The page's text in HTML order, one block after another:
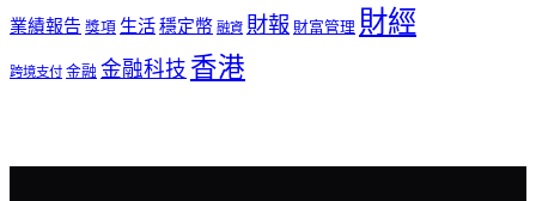
業績報告 獎項生活穩定幣融資 財報 財富管理 財經
跨境支付金融 金融科技 香港